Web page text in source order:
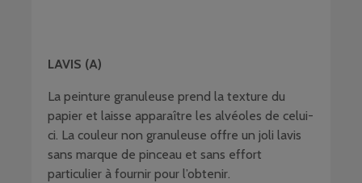
LAVIS (A)
La peinture granuleuse prend la texture du
papier et laisse apparaître les alvéoles de celui-
ci. La couleur non granuleuse offre un joli lavis
sans marque de pinceau et sans effort
particulier à fournir pour l’obtenir.